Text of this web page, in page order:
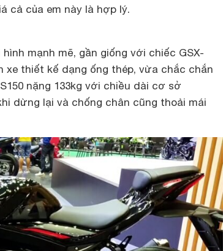
cả của em này là hợp lý.
mạnh mẽ, gần giống với chiếc GSX-
xe thiết kế dạng ống thép, vừa chắc chắn
nặng 133kg với chiều dài cơ sở
dừng lại và chống chân cũng thoải mái